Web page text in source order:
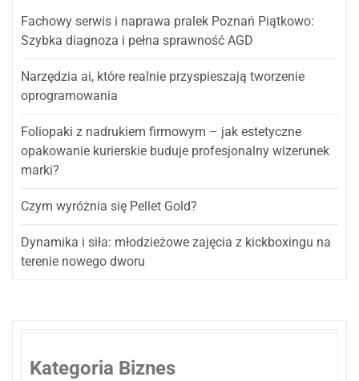
Fachowy serwis i naprawa pralek Poznań Piątkowo:
Szybka diagnoza i pełna sprawność AGD
Narzędzia ai, które realnie przyspieszają tworzenie
oprogramowania
Foliopaki z nadrukiem firmowym – jak estetyczne
opakowanie kurierskie buduje profesjonalny wizerunek
marki?
Czym wyróżnia się Pellet Gold?
Dynamika i siła: młodzieżowe zajęcia z kickboxingu na
terenie nowego dworu
Kategoria Biznes